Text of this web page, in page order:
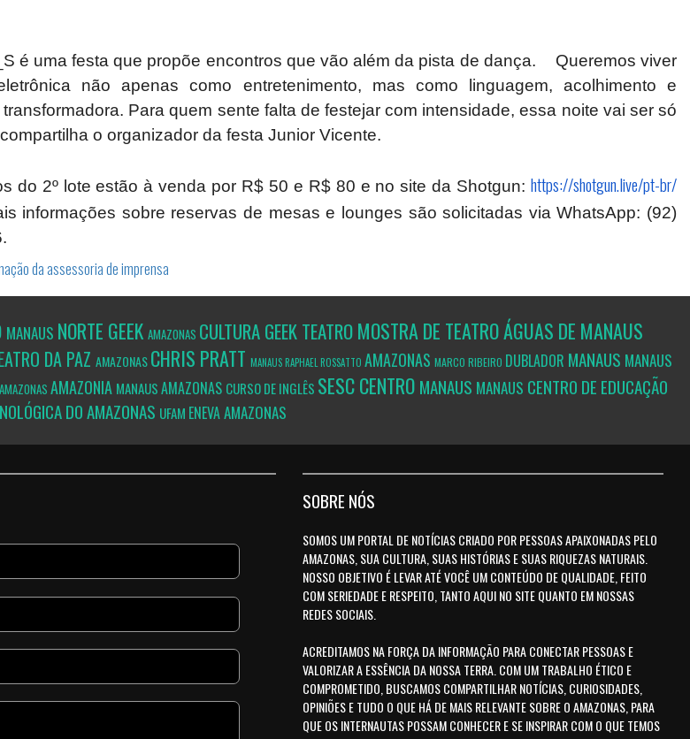
uma festa que propõe encontros que vão além da pista de dança.
Queremos viver
não apenas como entretenimento, mas como linguagem, acolhimento e
Para quem sente falta de festejar com intensidade, essa noite vai ser só
o organizador da festa Junior Vicente.
do 2º lote estão à venda por R$ 50 e R$ 80 e no site da Shotgun: https://shotgun.live/pt-br/
informações sobre reservas de mesas e lounges são solicitadas via WhatsApp: (92)
da assessoria de imprensa
MANAUS NORTE GEEK AMAZONAS CULTURA GEEKTEATROMOSTRA DE TEATRO ÁGUAS DE MANAUS
DA PAZ AMAZONASCHRIS PRATT MANAUSRAPHAEL ROSSATTO AMAZONAS MARCO RIBEIRO DUBLADOR MANAUS MANAUS
AMAZONAS AMAZONIA MANAUSAMAZONAS CURSO DE INGLÊS SESC CENTRO MANAUS MANAUS CENTRO DE EDUCAÇÃO
DO AMAZONAS UFAM ENEVAAMAZONAS
SOBRE NÓS
SOMOS UM PORTAL DE NOTÍCIAS CRIADO POR PESSOAS APAIXONADAS PELO
AMAZONAS, SUA CULTURA, SUAS HISTÓRIAS E SUAS RIQUEZAS NATURAIS.
NOSSO OBJETIVO É LEVAR ATÉ VOCÊ UM CONTEÚDO DE QUALIDADE, FEITO
COM SERIEDADE E RESPEITO, TANTO AQUI NO SITE QUANTO EM NOSSAS
REDES SOCIAIS.
ACREDITAMOS NA FORÇA DA INFORMAÇÃO PARA CONECTAR PESSOAS E
VALORIZAR A ESSÊNCIA DA NOSSA TERRA. COM UM TRABALHO ÉTICO E
COMPROMETIDO, BUSCAMOS COMPARTILHAR NOTÍCIAS, CURIOSIDADES,
OPINIÕES E TUDO O QUE HÁ DE MAIS RELEVANTE SOBRE O AMAZONAS, PARA
QUE OS INTERNAUTAS POSSAM CONHECER E SE INSPIRAR COM O QUE TEMOS